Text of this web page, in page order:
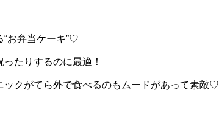
“お弁当ケーキ”♡
たりするのに最適！
ックがてら外で食べるのもムードがあって素敵♡